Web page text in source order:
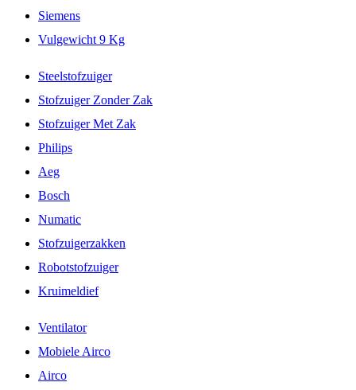
Siemens
Vulgewicht 9 Kg
Steelstofzuiger
Stofzuiger Zonder Zak
Stofzuiger Met Zak
Philips
Aeg
Bosch
Numatic
Stofzuigerzakken
Robotstofzuiger
Kruimeldief
Ventilator
Mobiele Airco
Airco